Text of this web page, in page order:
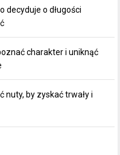
decyduje o długości
charakter i uniknąć
nuty, by zyskać trwały i